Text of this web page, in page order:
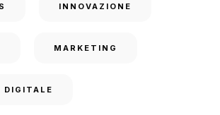
INNOVAZIONE
MARKETING
DIGITALE